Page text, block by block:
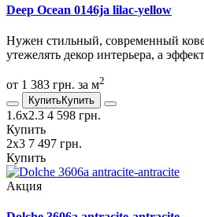
Deep Ocean 0146ja lilac-yellow
Нужен стильный, современный
утежелять декор интерьера, а
от 1 383 грн. за м2
КупитьКупить
1.6х2.3 4 598 грн.
Купить
2х3 7 497 грн.
Купить
Акция